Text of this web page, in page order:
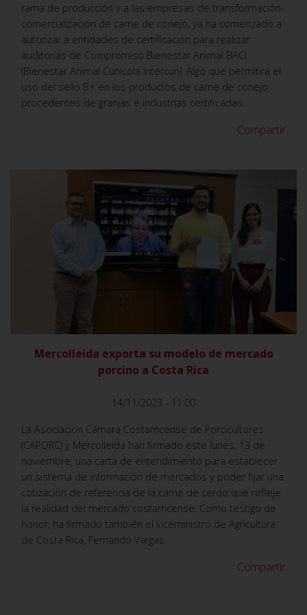
rama de producción y a las empresas de transformación-
comercialización de carne de conejo, ya ha comenzado a
autorizar a entidades de certificación para realizar
auditorías de Compromiso Bienestar Animal BACI
(Bienestar Animal Cunícola Intercun). Algo que permitirá el
uso del sello B+ en los productos de carne de conejo
procedentes de granjas e industrias certificadas.
Compartir
Mercolleida exporta su modelo de mercado
porcino a Costa Rica
14/11/2023 - 11:00
La Asociación Cámara Costarricense de Porcicultores
(CAPORC) y Mercolleida han firmado este lunes, 13 de
noviembre, una carta de entendimiento para establecer
un sistema de información de mercados y poder fijar una
cotización de referencia de la carne de cerdo que refleje
la realidad del mercado costarricense. Como testigo de
honor, ha firmado también el viceministro de Agricultura
de Costa Rica, Fernando Vargas.
Compartir